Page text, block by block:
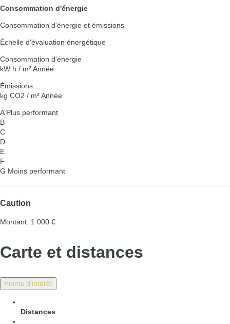
Consommation d'énergie
Consommation d'énergie et émissions
Échelle d'évaluation énergétique
Consommation d'énergie
kW h / m² Année
Émissions
kg CO2 / m² Année
A Plus performant
B
C
D
E
F
G Moins performant
Caution
Montant: 1 000 €
Carte et distances
Points d'intérêt
Distances